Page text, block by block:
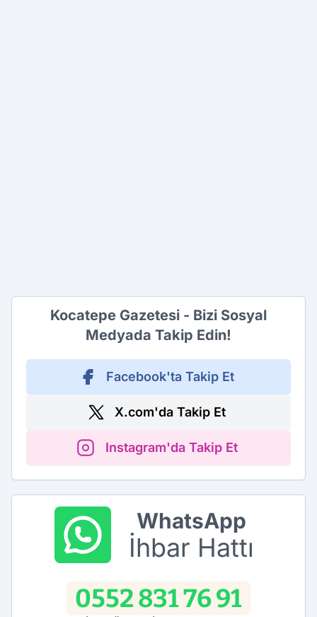
Kocatepe Gazetesi - Bizi Sosyal
Medyada Takip Edin!
Facebook'ta Takip Et
X.com'da Takip Et
Instagram'da Takip Et
WhatsApp
İhbar Hattı
0552 831 76 91